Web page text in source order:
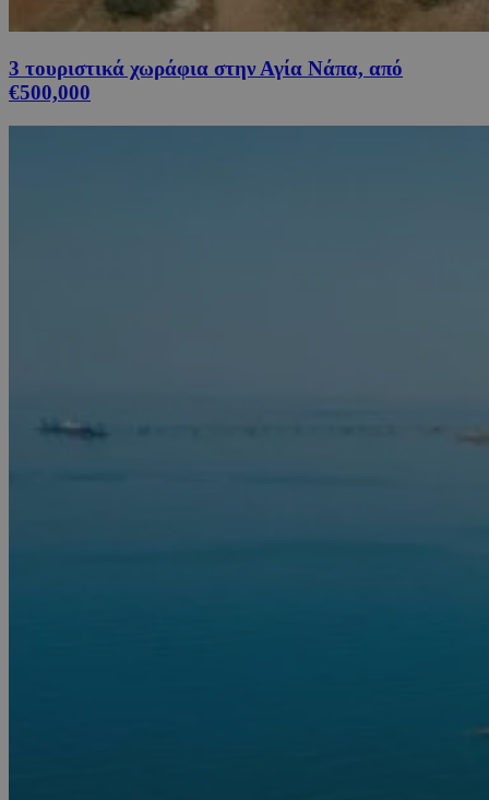
3 τουριστικά χωράφια στην Αγία Νάπα, από
€500,000